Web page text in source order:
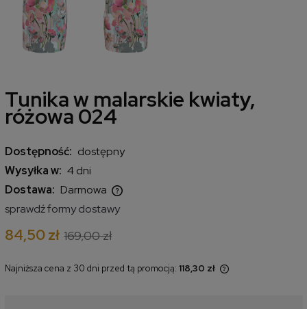
Tunika w malarskie kwiaty,
różowa 024
Dostępność: dostępny
Wysyłka w: 4 dni
Dostawa: Darmowa
Cena nie zawiera ewentualnych kosztów płatności
sprawdź formy dostawy
84,50 zł 169,00 zł
Najniższa cena z 30 dni przed tą promocją: 118,30 zł